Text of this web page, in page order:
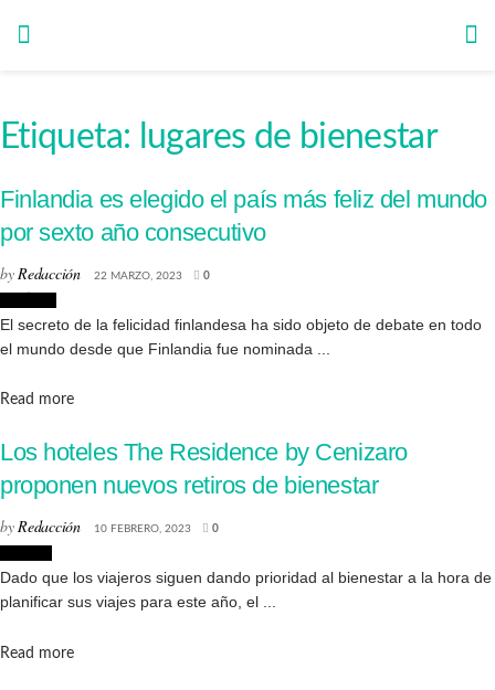
Etiqueta: lugares de bienestar
Finlandia es elegido el país más feliz del mundo
por sexto año consecutivo
byRedacción 22 MARZO, 2023 0
El secreto de la felicidad finlandesa ha sido objeto de debate en todo
el mundo desde que Finlandia fue nominada ...
Read moreDetails
Los hoteles The Residence by Cenizaro
proponen nuevos retiros de bienestar
byRedacción 10 FEBRERO, 2023 0
Dado que los viajeros siguen dando prioridad al bienestar a la hora de
planificar sus viajes para este año, el ...
Read moreDetails